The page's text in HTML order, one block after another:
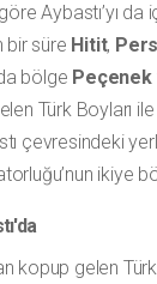
Aybastı’yı
bir süre Hitit, Pers
bölge Peçenek
Türk Boyları
çevresindeki
ikiye
kopup gelen